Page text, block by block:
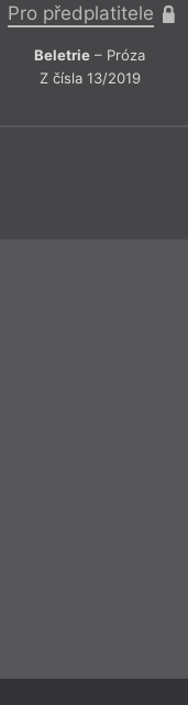
Pro předplatitele
Beletrie – Próza
Z čísla 13/2019